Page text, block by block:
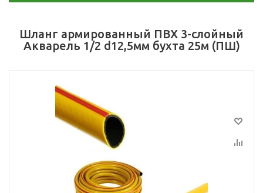
Шланг армированный ПВХ 3-слойный
Акварель 1/2 d12,5мм бухта 25м (ПШ)